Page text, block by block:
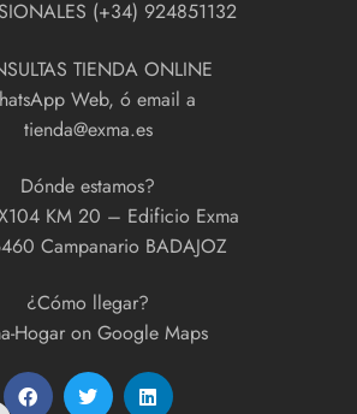
(+34) 924851132
TIENDA ONLINE
Web, ó email a
tienda@exma.es
Dónde estamos?
KM 20 – Edificio Exma
Campanario BADAJOZ
¿Cómo llegar?
Hogar on Google Maps